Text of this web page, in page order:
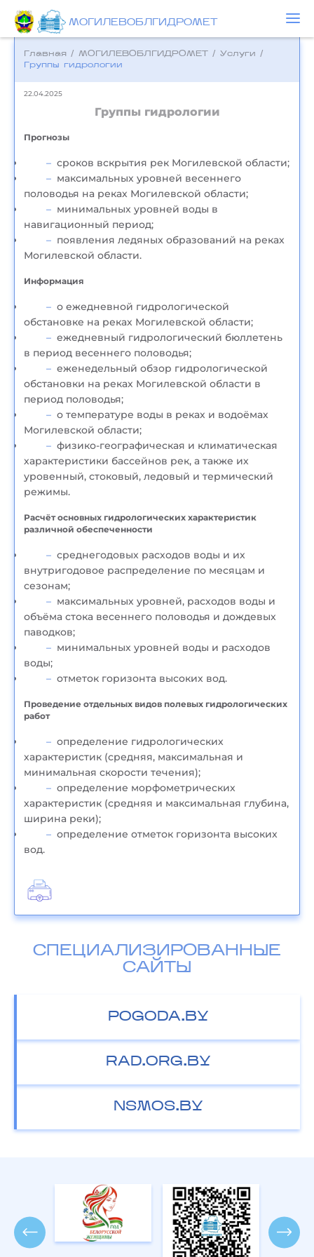
МОГИЛЕВОБЛГИДРОМЕТ
Главная / МОГИЛЕВОБЛГИДРОМЕТ / Услуги /
Группы гидрологии
22.04.2025
Группы гидрологии
Прогнозы
сроков вскрытия рек Могилевской области;
максимальных уровней весеннего
половодья на реках Могилевской области;
минимальных уровней воды в
навигационный период;
появления ледяных образований на реках
Могилевской области.
Информация
о ежедневной гидрологической
обстановке на реках Могилевской области;
ежедневный гидрологический бюллетень
в период весеннего половодья;
еженедельный обзор гидрологической
обстановки на реках Могилевской области в
период половодья;
о температуре воды в реках и водоёмах
Могилевской области;
физико-географическая и климатическая
характеристики бассейнов рек, а также их
уровенный, стоковый, ледовый и термический
режимы.
Расчёт основных гидрологических характеристик
различной обеспеченности
среднегодовых расходов воды и их
внутригодовое распределение по месяцам и
сезонам;
максимальных уровней, расходов воды и
объёма стока весеннего половодья и дождевых
паводков;
минимальных уровней воды и расходов
воды;
отметок горизонта высоких вод.
Проведение отдельных видов полевых гидрологических
работ
определение гидрологических
характеристик (средняя, максимальная и
минимальная скорости течения);
определение морфометрических
характеристик (средняя и максимальная глубина,
ширина реки);
определение отметок горизонта высоких
вод.
СПЕЦИАЛИЗИРОВАННЫЕ
САЙТЫ
POGODA.BY
RAD.ORG.BY
NSMOS.BY